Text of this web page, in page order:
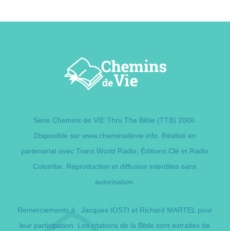
Série Chemins de VIE Thru The Bible (TTB) 2006.
Disponible sur www.cheminsdevie.info . Réalisé en
partenariat avec Trans World Radio, Éditions Clé et Radio
Colombe. Reproduction et diffusion interdites sans
autorisation.
Remerciements à : Jacques IOSTI et Richard MARTEL pour
leur participation. Les citations de la Bible sont extraites de